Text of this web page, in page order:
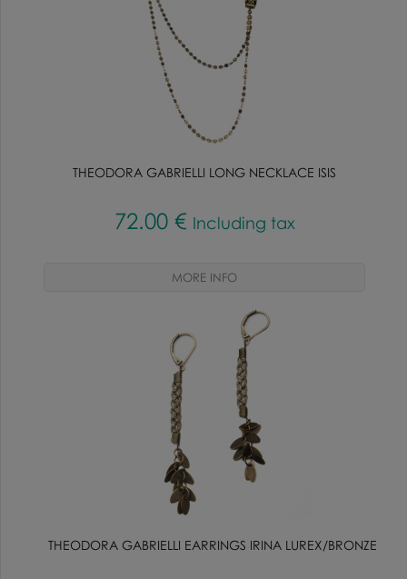
THEODORA GABRIELLI LONG NECKLACE ISIS
72.00 € Including tax
THEODORA GABRIELLI EARRINGS IRINA LUREX/BRONZE